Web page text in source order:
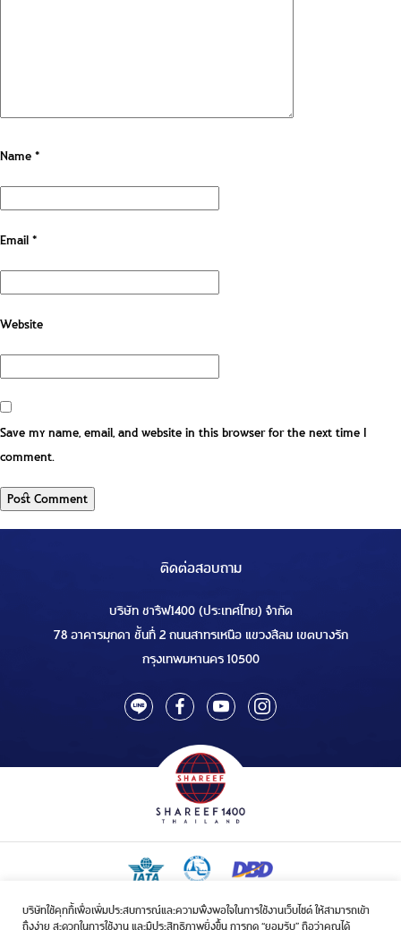
บริษัทใช้คุกกี้เพื่อเพิ่มประสบการณ์และความพึงพอใจในการใช้งานเว็บไซต์ ให้สามารถเข้า
ถึงง่าย สะดวกในการใช้งาน และมีประสิทธิภาพยิ่งขึ้น การกด “ยอมรับ” ถือว่าคุณได้
Name*
Email*
Website
Save my name, email, and website in this browser for the next time I
comment.
ติดต่อสอบถาม
บริษัท ชารีฟ1400 (ประเทศไทย) จำกัด
78 อาคารมุกดา ชั้นที่ 2 ถนนสาทรเหนือ แขวงสีลม เขตบางรัก
กรุงเทพมหานคร 10500
ใบอนุญาตเป็นผู้ประกอบกิจการรับจัดบริการขนส่งในกิจการฮัจย์เลขที่ 1/2568